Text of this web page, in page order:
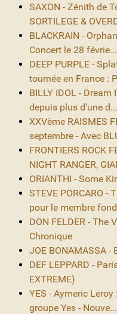
SAXON - Zénith de
SORTILEGE &
BLACKRAIN -
Concert le 28 févrie...
DEEP PURPLE -
tournée en France :
BILLY IDOL -
depuis plus d'une d...
XXVème RAISMES
septembre - Avec
FRONTIERS ROCK
NIGHT RANGER,
ORIANTHI - Some
STEVE PORCARO -
pour le membre
DON FELDER - The
Chronique
JOE BONAMASSA -
DEF LEPPARD -
EXTREME)
YES - Aymeric
groupe Yes - Nouve...